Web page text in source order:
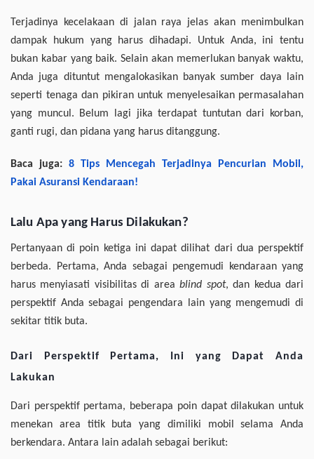
Terjadinya kecelakaan di jalan raya jelas akan menimbulkan
dampak hukum yang harus dihadapi. Untuk Anda, ini tentu
bukan kabar yang baik. Selain akan memerlukan banyak waktu,
Anda juga dituntut mengalokasikan banyak sumber daya lain
seperti tenaga dan pikiran untuk menyelesaikan permasalahan
yang muncul. Belum lagi jika terdapat tuntutan dari korban,
ganti rugi, dan pidana yang harus ditanggung.
Baca juga: 8 Tips Mencegah Terjadinya Pencurian Mobil,
Pakai Asuransi Kendaraan!
Lalu Apa yang Harus Dilakukan?
Pertanyaan di poin ketiga ini dapat dilihat dari dua perspektif
berbeda. Pertama, Anda sebagai pengemudi kendaraan yang
harus menyiasati visibilitas di areablind spot, dan kedua dari
perspektif Anda sebagai pengendara lain yang mengemudi di
sekitar titik buta.
Dari Perspektif Pertama, Ini yang Dapat Anda
Lakukan
Dari perspektif pertama, beberapa poin dapat dilakukan untuk
menekan area titik buta yang dimiliki mobil selama Anda
berkendara. Antara lain adalah sebagai berikut: